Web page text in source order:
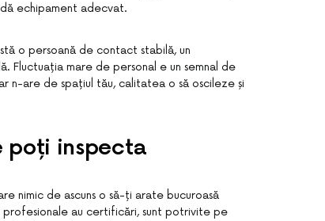
echipament adecvat.
o persoană de contact stabilă, un
Fluctuația mare de personal e un semnal de
n-are de spațiul tău, calitatea o să oscileze și
poți inspecta
nimic de ascuns o să-ți arate bucuroasă
au certificări, sunt potrivite pe